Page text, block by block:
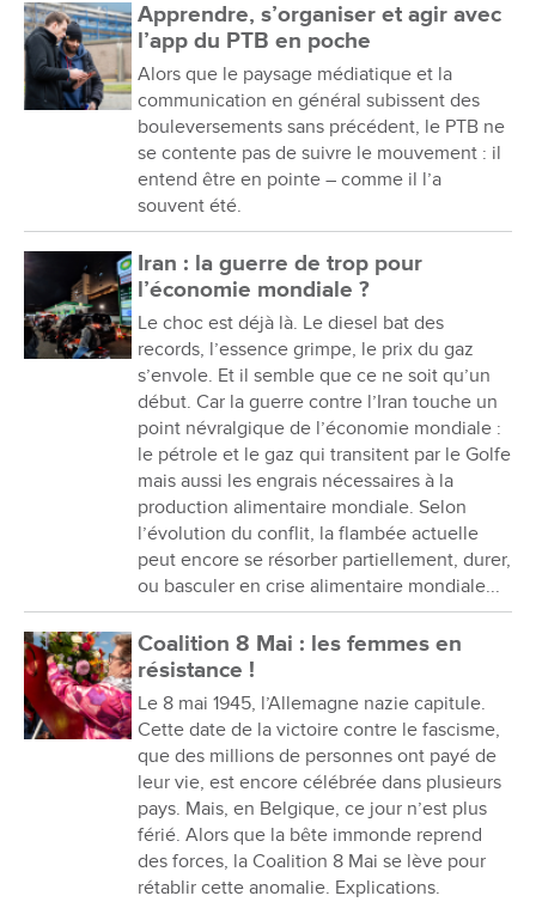
Apprendre, s’organiser et agir avec
l’app du PTB en poche
Alors que le paysage médiatique et la
communication en général subissent des
bouleversements sans précédent, le PTB ne
se contente pas de suivre le mouvement : il
entend être en pointe – comme il l’a
souvent été.
Iran : la guerre de trop pour
l’économie mondiale ?
Le choc est déjà là. Le diesel bat des
records, l’essence grimpe, le prix du gaz
s’envole. Et il semble que ce ne soit qu’un
début. Car la guerre contre l’Iran touche un
point névralgique de l’économie mondiale :
le pétrole et le gaz qui transitent par le Golfe
mais aussi les engrais nécessaires à la
production alimentaire mondiale. Selon
l’évolution du conflit, la flambée actuelle
peut encore se résorber partiellement, durer,
ou basculer en crise alimentaire mondiale...
Coalition 8 Mai : les femmes en
résistance !
Le 8 mai 1945, l’Allemagne nazie capitule.
Cette date de la victoire contre le fascisme,
que des millions de personnes ont payé de
leur vie, est encore célébrée dans plusieurs
pays. Mais, en Belgique, ce jour n’est plus
férié. Alors que la bête immonde reprend
des forces, la Coalition 8 Mai se lève pour
rétablir cette anomalie. Explications.